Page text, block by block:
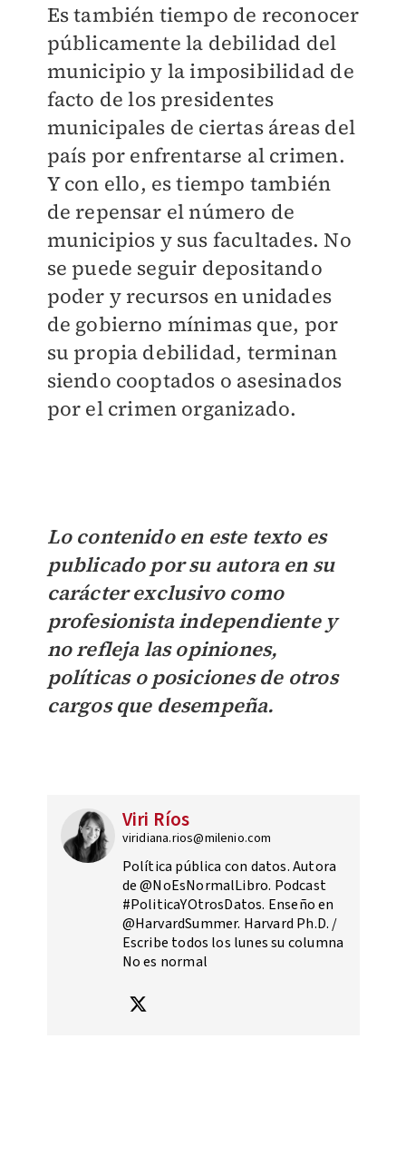
Es también tiempo de reconocer
públicamente la debilidad del
municipio y la imposibilidad de
facto de los presidentes
municipales de ciertas áreas del
país por enfrentarse al crimen.
Y con ello, es tiempo también
de repensar el número de
municipios y sus facultades. No
se puede seguir depositando
poder y recursos en unidades
de gobierno mínimas que, por
su propia debilidad, terminan
siendo cooptados o asesinados
por el crimen organizado.
Lo contenido en este texto es
publicado por su autora en su
carácter exclusivo como
profesionista independiente y
no refleja las opiniones,
políticas o posiciones de otros
cargos que desempeña.
Viri Ríos
viridiana.rios@milenio.com
Política pública con datos. Autora
de @NoEsNormalLibro. Podcast
#PoliticaYOtrosDatos. Enseño en
@HarvardSummer. Harvard Ph.D. /
Escribe todos los lunes su columna
No es normal